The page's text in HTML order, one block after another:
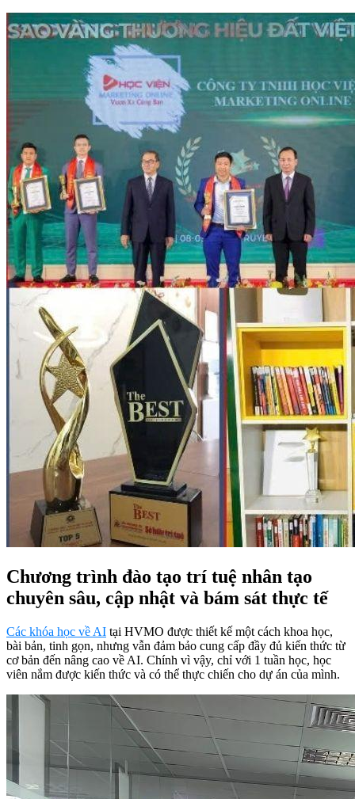
Chương trình đào tạo trí tuệ nhân tạo
chuyên sâu, cập nhật và bám sát thực tế
Các khóa học về AI tại HVMO được thiết kế một cách khoa học,
bài bản, tinh gọn, nhưng vẫn đảm bảo cung cấp đầy đủ kiến thức từ
cơ bản đến nâng cao về AI. Chính vì vậy, chỉ với 1 tuần học, học
viên nắm được kiến thức và có thể thực chiến cho dự án của mình.